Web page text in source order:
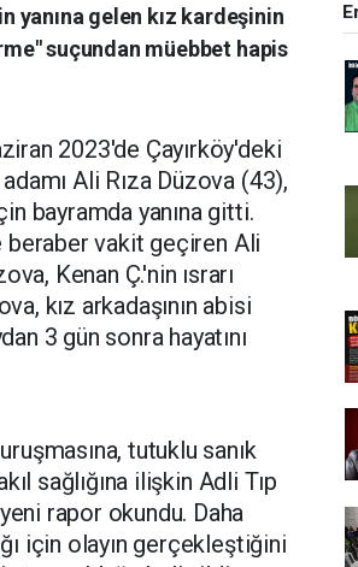
yanına gelen kız kardeşinin
suçundan müebbet hapis
2023'de Çayırköy'deki
Ali Rıza Düzova (43),
bayramda yanına gitti.
beraber vakit geçiren Ali
Kenan Ç.'nin ısrarı
kız arkadaşının abisi
3 gün sonra hayatını
tutuklu sanık
sağlığına ilişkin Adli Tıp
rapor okundu. Daha
için olayın gerçekleştiğini